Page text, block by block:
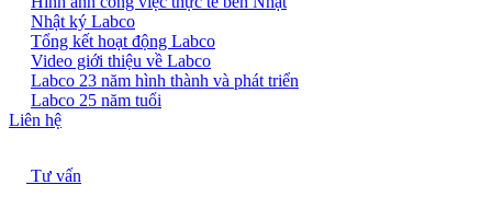
Nhật ký Labco
Tổng kết hoạt động Labco
Video giới thiệu về Labco
Labco 23 năm hình thành và phát triển
Labco 25 năm tuổi
Liên hệ
Tư vấn